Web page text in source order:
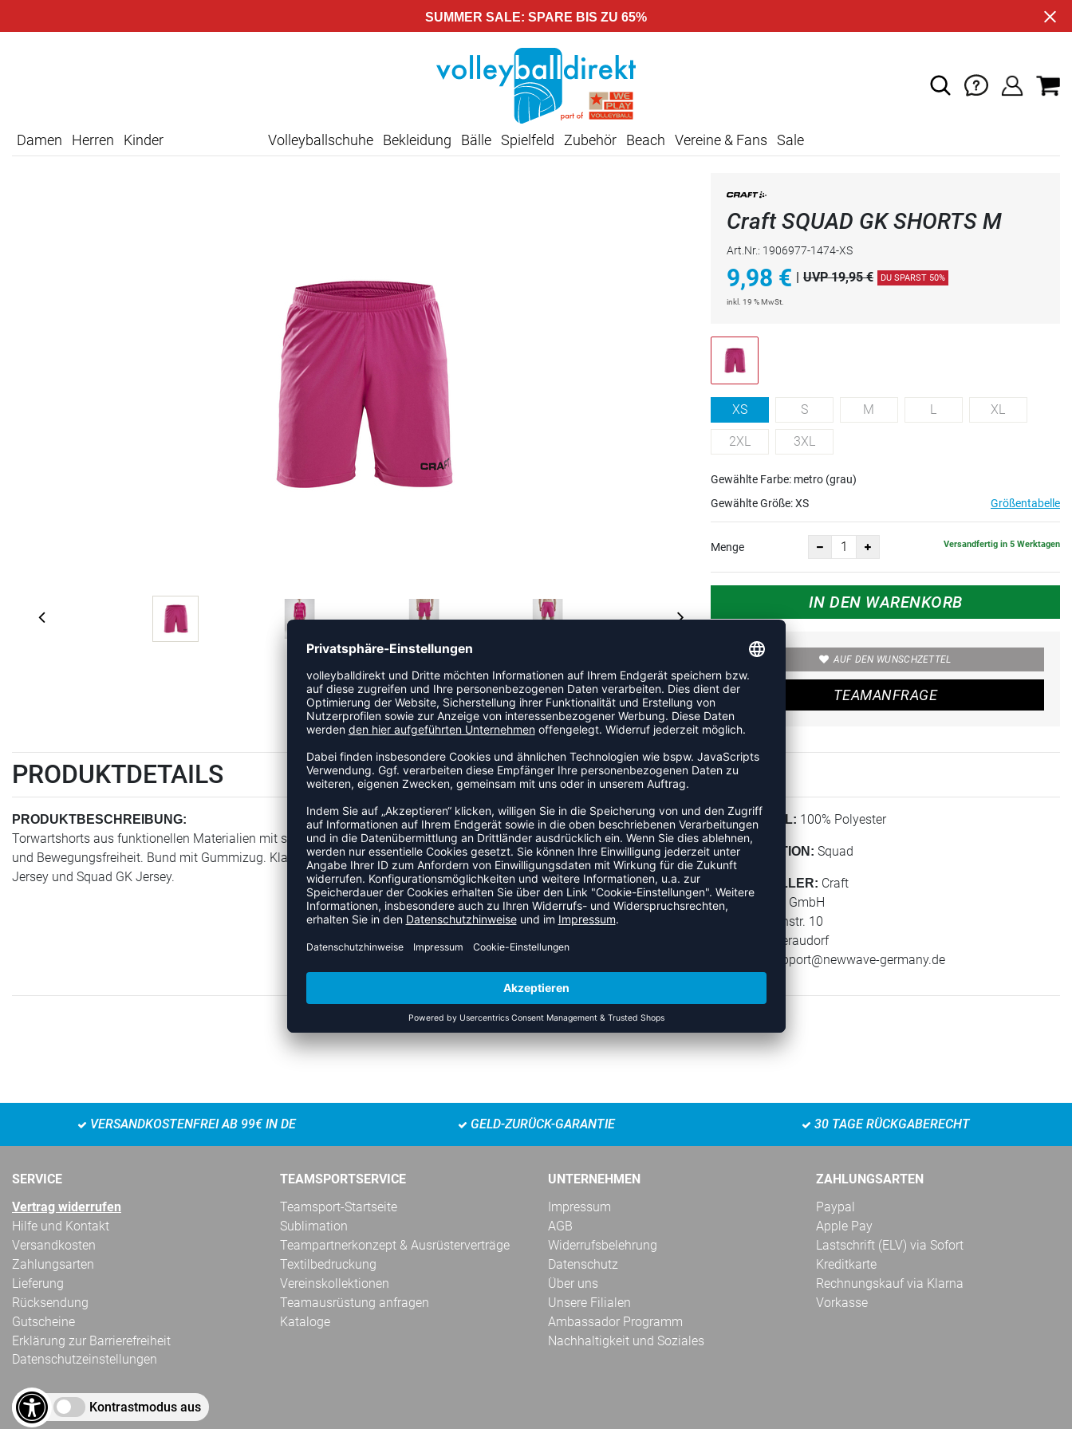
SUMMER SALE: SPARE BIS ZU 65%
Damen Herren Kinder Volleyballschuhe Bekleidung Bälle Spielfeld Zubehör Beach Vereine & Fans Sale
Craft SQUAD GK SHORTS M
Art.Nr.: 1906977-1474-XS
9,98 € UVP 19,95 € DU SPARST 50%
inkl. 19 % MwSt.
XS S M L XL
2XL 3XL
Gewählte Farbe: metro (grau)
Gewählte Größe:XS Größentabelle
Menge Versandfertig in 5 Werktagen
IN DEN WARENKORB
AUF DEN WUNSCHZETTEL
TEAMANFRAGE
PRODUKTDETAILS
PRODUKTBESCHREIBUNG:
Torwartshorts aus funktionellen Materialien mit sehr gutem Feuchtigkeitstransport. Hohe Elastizität für optimale Passform
und Bewegungsfreiheit. Bund mit Gummizug. Klassisches, solides Design. Passt perfekt zusammen mit Progress GK
Jersey und Squad GK Jersey.
MATERIAL: 100% Polyester
KOLLEKTION: Squad
HERSTELLER: Craft
New Wave GmbH
Geigelsteinstr. 10
83080 Oberaudorf
support@newwave-germany.de
ZULETZT ANGESEHEN
VERSANDKOSTENFREI AB 99€ IN DE GELD-ZURÜCK-GARANTIE 30 TAGE RÜCKGABERECHT
SERVICE
Vertrag widerrufen
Hilfe und Kontakt
Versandkosten
Zahlungsarten
Lieferung
Rücksendung
Gutscheine
Erklärung zur Barrierefreiheit
Datenschutzeinstellungen
Kontrastmodus aus
TEAMSPORTSERVICE
Teamsport-Startseite
Sublimation
Teampartnerkonzept & Ausrüsterverträge
Textilbedruckung
Vereinskollektionen
Teamausrüstung anfragen
Kataloge
UNTERNEHMEN
Impressum
AGB
Widerrufsbelehrung
Datenschutz
Über uns
Unsere Filialen
Ambassador Programm
Nachhaltigkeit und Soziales
ZAHLUNGSARTEN
Paypal
Apple Pay
Lastschrift (ELV) via Sofort
Kreditkarte
Rechnungskauf via Klarna
Vorkasse